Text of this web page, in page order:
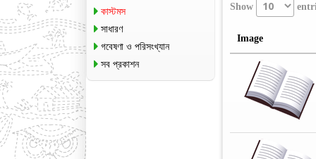
কাস্টমস
সাধারণ
গবেষণা ও পরিসংখ্যান
সব প্রকাশন
Show
Image